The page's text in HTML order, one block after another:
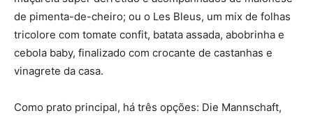
de pimenta-de-cheiro; ou o Les Bleus, um mix de folhas
tricolore com tomate confit, batata assada, abobrinha e
cebola baby, finalizado com crocante de castanhas e
vinagrete da casa.
Como prato principal, há três opções: Die Mannschaft,